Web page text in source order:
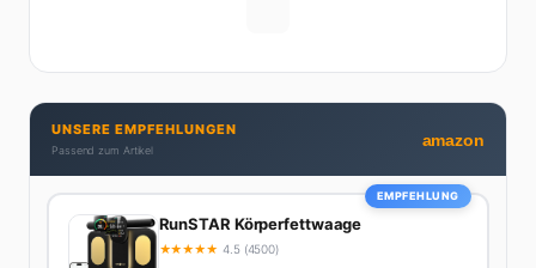
Brunch-Spot der Stadt. Ihre Interior-Tipps basieren
auf echter Erfahrung – ihre Wohnung wurde schon
zweimal in Design-Blogs gefeatured.
UNSERE EMPFEHLUNGEN
Passend zum Artikel
amazon
EMPFEHLUNG
RunSTAR Körperfettwaage
★★★★★ 4.5 (4500)